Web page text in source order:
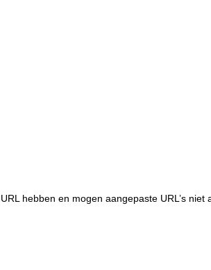
hebben en mogen aangepaste URL’s niet